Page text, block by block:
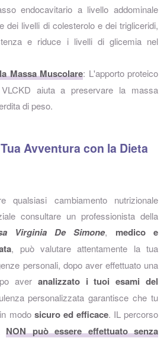
endocavitario a livello addominale
dei livelli di colesterolo e dei trigliceridi,
e riduce i livelli di glicemia nel
Massa Muscolare: L'apporto proteico
aiuta a preservare la massa
di peso.
Avventura con la Dieta
qualsiasi cambiamento nutrizionale
consultare un professionista della
Virginia De Simone, medico e
, può valutare attentamente la tua
personali, dopo aver effettuato una
aver analizzato i tuoi esami del
personalizzata garantisce che tu
modo sicuro ed efficace. IL percorso
NON può essere effettuato senza